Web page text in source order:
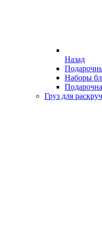
Назад
Наборы
Груз для